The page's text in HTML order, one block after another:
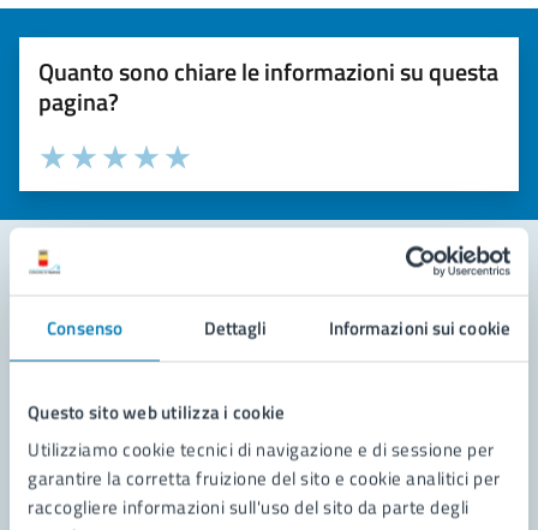
Consenso Dettagli Informazioni sui cookie
Questo sito web utilizza i cookie
Utilizziamo cookie tecnici di navigazione e di sessione per
garantire la corretta fruizione del sito e cookie analitici per
raccogliere informazioni sull'uso del sito da parte degli
Quanto sono chiare le informazioni su questa
pagina?
Valuta la chiarezza delle informazioni (da 1 a 5 stelle)
Seleziona il numero di stelle per valutare la chiarezza delle
Valuta 5 stelle su 5
Valuta 4 stelle su 5
Valuta 3 stelle su 5
Valuta 2 stelle su 5
Valuta 1 stelle su 5
Contatta il comune
Leggi le domande frequenti
Richiedi assistenza
Prenota appuntamento